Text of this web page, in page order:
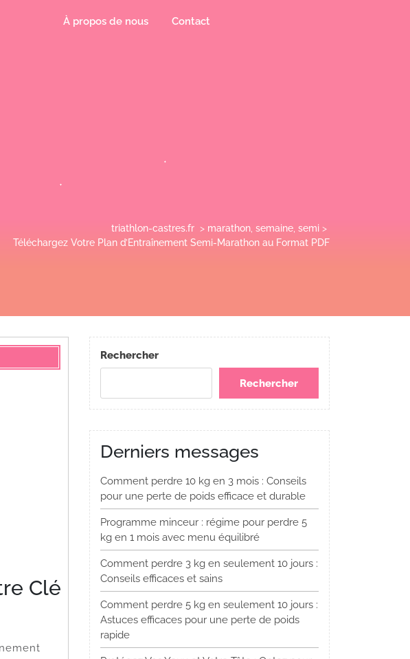
À propos de nous Contact
triathlon-castres.fr > marathon semaine semi >
Téléchargez Votre Plan d’Entraînement Semi-Marathon au Format PDF
Clé
Rechercher
Rechercher
Derniers messages
Comment perdre 10 kg en 3 mois : Conseils
pour une perte de poids efficace et durable
Programme minceur : régime pour perdre 5
kg en 1 mois avec menu équilibré
Comment perdre 3 kg en seulement 10 jours :
Conseils efficaces et sains
Comment perdre 5 kg en seulement 10 jours :
Astuces efficaces pour une perte de poids
rapide